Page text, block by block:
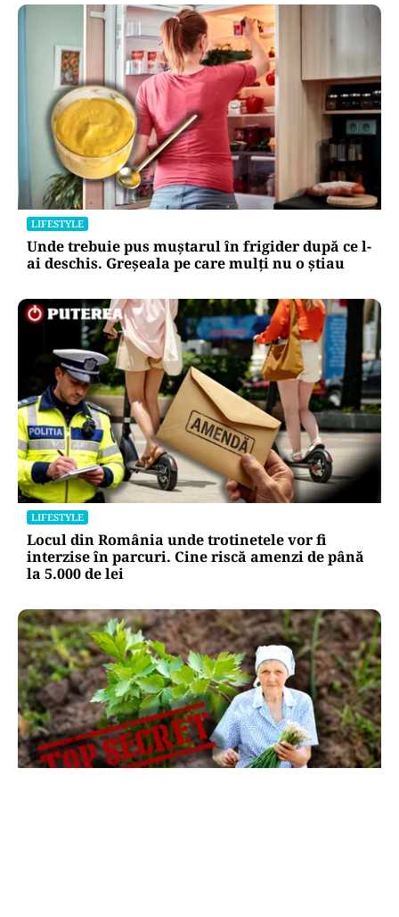
LIFESTYLE
Unde trebuie pus muștarul în frigider după ce l-
ai deschis. Greșeala pe care mulți nu o știau
LIFESTYLE
Locul din România unde trotinetele vor fi
interzise în parcuri. Cine riscă amenzi de până
la 5.000 de lei